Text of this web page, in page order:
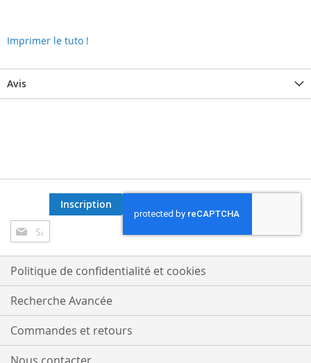
Imprimer le tuto !
Avis
Inscription
à
notre
lettre
d’information
:
Inscription
Politique de confidentialité et cookies
Recherche Avancée
Commandes et retours